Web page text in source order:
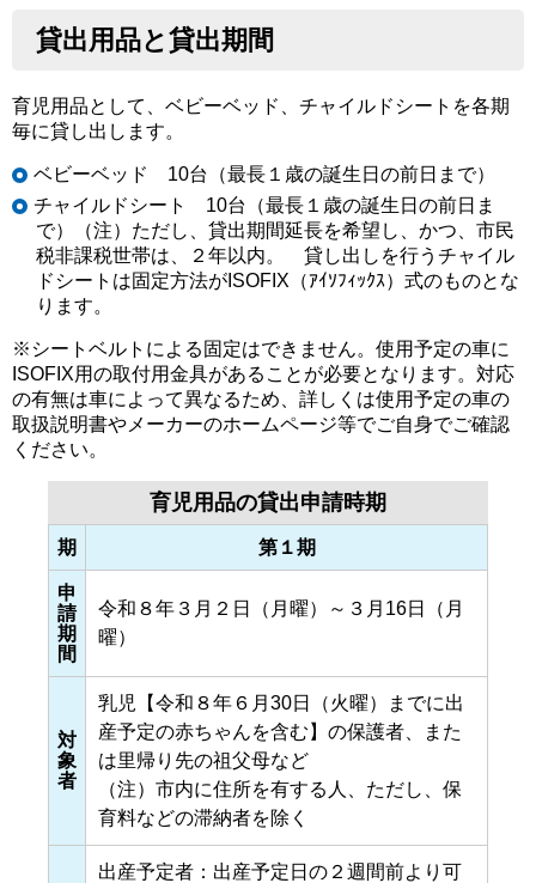
貸出用品と貸出期間
育児用品として、ベビーベッド、チャイルドシートを各期
毎に貸し出します。
ベビーベッド 10台（最長１歳の誕生日の前日まで）
チャイルドシート 10台（最長１歳の誕生日の前日ま
で）（注）ただし、貸出期間延長を希望し、かつ、市民
税非課税世帯は、２年以内。 貸し出しを行うチャイル
ドシートは固定方法がISOFIX（ｱｲｿﾌｨｯｸｽ）式のものとな
ります。
※シートベルトによる固定はできません。使用予定の車に
ISOFIX用の取付用金具があることが必要となります。対応
の有無は車によって異なるため、詳しくは使用予定の車の
取扱説明書やメーカーのホームページ等でご自身でご確認
ください。
育児用品の貸出申請時期
期 第１期
申
請
期
間
令和８年３月２日（月曜）～３月16日（月
曜）
対
象
者
乳児【令和８年６月30日（火曜）までに出
産予定の赤ちゃんを含む】の保護者、また
は里帰り先の祖父母など
（注）市内に住所を有する人、ただし、保
育料などの滞納者を除く
出産予定者：出産予定日の２週間前より可